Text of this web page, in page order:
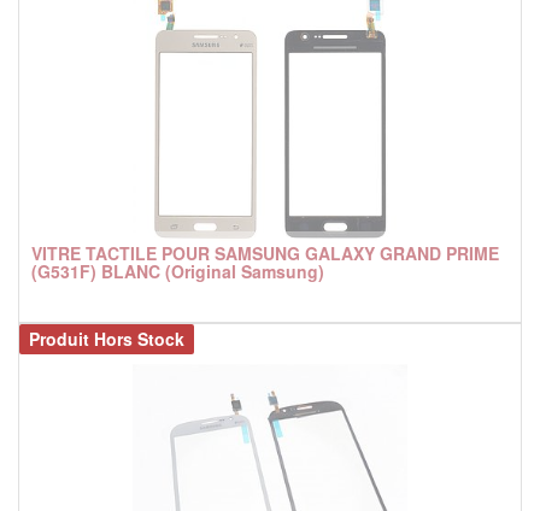
VITRE TACTILE POUR SAMSUNG GALAXY GRAND PRIME
(G531F) BLANC (Original Samsung)
Produit Hors Stock